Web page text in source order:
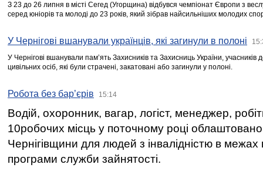
З 23 до 26 липня в місті Сегед (Угорщина) відбувся чемпіонат Європи з
серед юніорів та молоді до 23 років, який зібрав найсильніших молодих
У Чернігові вшанували українців, які загинули в полоні
У Чернігові вшанували пам’ять Захисників та Захисниць України,
цивільних осіб, які були страчені, закатовані або загинули у полоні.
Робота без бар’єрів 15:14
Водій, охоронник, вагар, логіст, менеджер,
10робочих місць у поточному році
Чернігівщини для людей з інвалідністю в межах
програми служби зайнятості.